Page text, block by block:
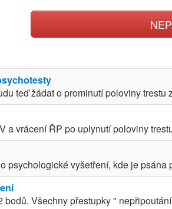
teď žádat o prominutí poloviny
a vrácení ŘP po uplynutí poloviny
psychologické vyšetření, kde je
bodů. Všechny přestupky "